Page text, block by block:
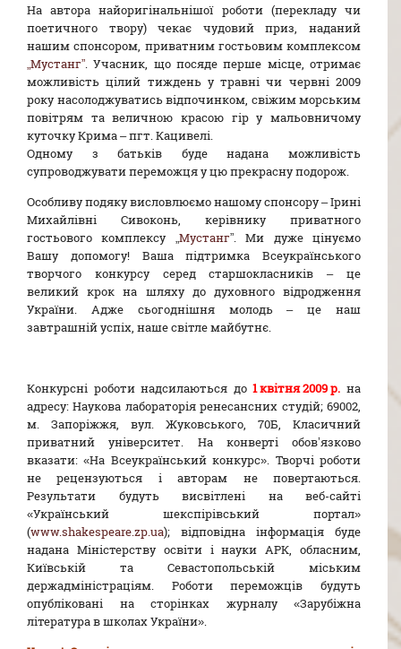
На автора найоригінальнішої роботи (перекладу чи
поетичного твору) чекає чудовий приз, наданий
нашим спонсором, приватним гостьовим комплексом
„Мустанг”. Учасник, що посяде перше місце, отримає
можливість цілий тиждень у травні чи червні 2009
року насолоджуватись відпочинком, свіжим морським
повітрям та величною красою гір у мальовничому
куточку Крима – пгт. Кацивелі.
Одному з батьків буде надана можливість
супроводжувати переможця у цю прекрасну подорож.
Особливу подяку висловлюємо нашому спонсору – Ірині
Михайлівні Сивоконь, керівнику приватного
гостьового комплексу „Мустанг”. Ми дуже цінуємо
Вашу допомогу! Ваша підтримка Всеукраїнського
творчого конкурсу серед старшокласників – це
великий крок на шляху до духовного відродження
України. Адже сьогоднішня молодь – це наш
завтрашній успіх, наше світле майбутнє.
Конкурсні роботи надсилаються до1 квітня 2009 р. на
адресу: Наукова лабораторія ренесансних студій; 69002,
м. Запоріжжя, вул. Жуковського, 70Б, Класичний
приватний університет. На конверті обов’язково
вказати: «На Всеукраїнський конкурс». Творчі роботи
не рецензуються і авторам не повертаються.
Результати будуть висвітлені на веб-сайті
«Український шекспірівський портал»
(www.shakespeare.zp.ua); відповідна інформація буде
надана Міністерству освіти і науки АРК, обласним,
Київській та Севастопольській міським
держадміністраціям. Роботи переможців будуть
опубліковані на сторінках журналу «Зарубіжна
література в школах України».